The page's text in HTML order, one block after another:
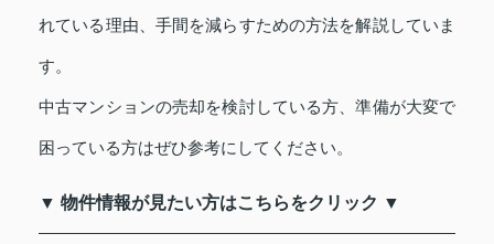
れている理由、手間を減らすための方法を解説していま
す。
中古マンションの売却を検討している方、準備が大変で
困っている方はぜひ参考にしてください。
▼ 物件情報が見たい方はこちらをクリック ▼